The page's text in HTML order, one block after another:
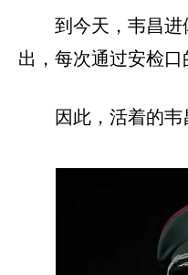
到今天，韦昌进
出，每次通过安检口
因此，活着的韦